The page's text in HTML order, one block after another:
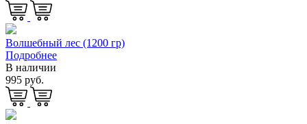
Волшебный лес (1200 гр)
Подробнее
В наличии
995 руб.